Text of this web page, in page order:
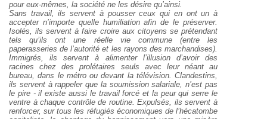
pour eux-mêmes, la société ne les désire qu’ainsi.
Sans travail, ils servent à pousser ceux qui en ont un à
accepter n’importe quelle humiliation afin de le préserver.
Isolés, ils servent à faire croire aux citoyens se prétendant
tels qu’ils ont une réelle vie commune (entre les
paperasseries de l’autorité et les rayons des marchandises).
Immigrés, ils servent à alimenter l’illusion d’avoir des
racines chez des prolétaires seuls avec leur néant au
bureau, dans le métro ou devant la télévision. Clandestins,
ils servent à rappeler que la soumission salariale, n’est pas
le pire - il existe aussi le travail forcé et la peur qui serre le
ventre à chaque contrôle de routine. Expulsés, ils servent à
renforcer, sur tous les réfugiés économiques de l’hécatombe